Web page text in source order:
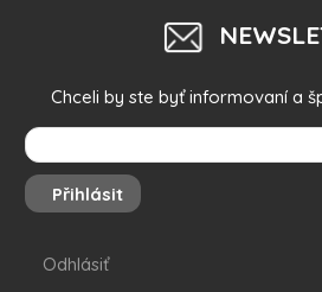
Chceli by ste byť informovaní a
Přihlásit
Odhlásiť